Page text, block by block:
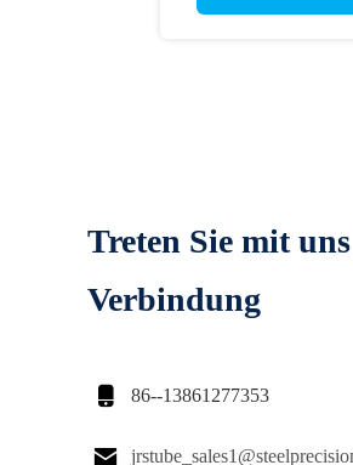
Treten Sie mit
Verbindung
 86--13861277353
